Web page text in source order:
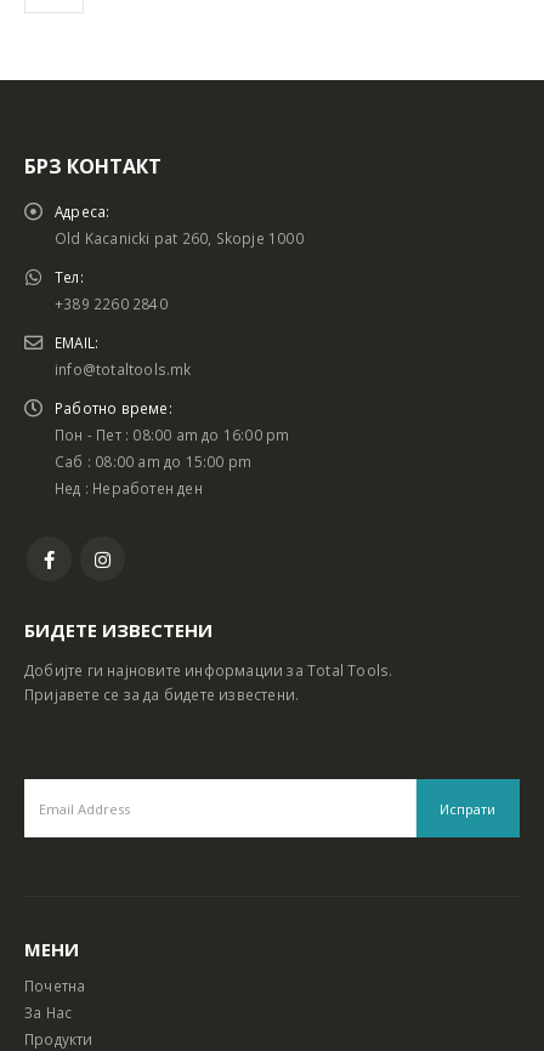
Батериски сет
Батериски сет Ротирачки Чекан и Бормашина 20V
БРЗ КОНТАКТ
Адреса:
Old Kacanicki pat 260, Skopje 1000
Тел:
+389 2260 2840
EMAIL:
info@totaltools.mk
Работно време:
Пон - Пет : 08:00 am до 16:00 pm
Саб : 08:00 am до 15:00 pm
Нед : Неработен ден
БИДЕТЕ ИЗВЕСТЕНИ
Добијте ги најновите информации за Total Tools.
Пријавете се за да бидете известени.
МЕНИ
Почетна
За Нас
Продукти